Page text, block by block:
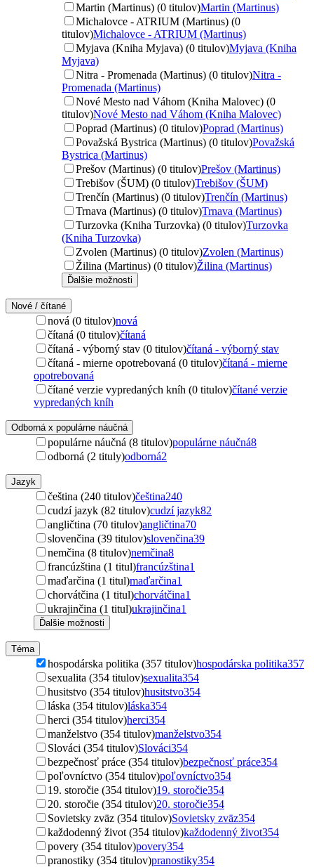
Martin (Martinus) (0 titulov)Martin (Martinus)
Michalovce - ATRIUM (Martinus) (0
titulov)Michalovce - ATRIUM (Martinus)
Myjava (Kniha Myjava) (0 titulov)Myjava (Kniha
Myjava)
Nitra - Promenada (Martinus) (0 titulov)Nitra -
Promenada (Martinus)
Nové Mesto nad Váhom (Kniha Malovec) (0
titulov)Nové Mesto nad Váhom (Kniha Malovec)
Poprad (Martinus) (0 titulov)Poprad (Martinus)
Považská Bystrica (Martinus) (0 titulov)Považská
Bystrica (Martinus)
Prešov (Martinus) (0 titulov)Prešov (Martinus)
Trebišov (ŠUM) (0 titulov)Trebišov (ŠUM)
Trenčín (Martinus) (0 titulov)Trenčín (Martinus)
Trnava (Martinus) (0 titulov)Trnava (Martinus)
Turzovka (Kniha Turzovka) (0 titulov)Turzovka
(Kniha Turzovka)
Zvolen (Martinus) (0 titulov)Zvolen (Martinus)
Žilina (Martinus) (0 titulov)Žilina (Martinus)
Ďalšie možnosti
Nové / čítané
nová (0 titulov)nová
čítaná (0 titulov)čítaná
čítaná - výborný stav (0 titulov)čítaná - výborný stav
čítaná - mierne opotrebovaná (0 titulov)čítaná - mierne
opotrebovaná
čítané verzie vypredaných kníh (0 titulov)čítané verzie
vypredaných kníh
Odborná x populárne náučná
populárne náučná (8 titulov)populárne náučná8
odborná (2 tituly)odborná2
Jazyk
čeština (240 titulov)čeština240
cudzí jazyk (82 titulov)cudzí jazyk82
angličtina (70 titulov)angličtina70
slovenčina (39 titulov)slovenčina39
nemčina (8 titulov)nemčina8
francúzština (1 titul)francúzština1
maďarčina (1 titul)maďarčina1
chorvátčina (1 titul)chorvátčina1
ukrajinčina (1 titul)ukrajinčina1
Ďalšie možnosti
Téma
hospodárska politika (357 titulov)hospodárska politika357
sexualita (354 titulov)sexualita354
husitstvo (354 titulov)husitstvo354
láska (354 titulov)láska354
herci (354 titulov)herci354
manželstvo (354 titulov)manželstvo354
Slováci (354 titulov)Slováci354
bezpečnosť práce (354 titulov)bezpečnosť práce354
poľovníctvo (354 titulov)poľovníctvo354
19. storočie (354 titulov)19. storočie354
20. storočie (354 titulov)20. storočie354
Sovietsky zväz (354 titulov)Sovietsky zväz354
každodenný život (354 titulov)každodenný život354
povery (354 titulov)povery354
pranostiky (354 titulov)pranostiky354